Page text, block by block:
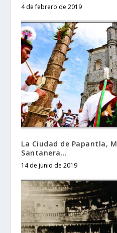
4 de febrero de 2019
La Ciudad de Papantla,
Santanera…
14 de junio de 2019